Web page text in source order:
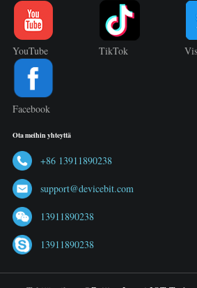
YouTube TikTok
Facebook
Ota meihin yhteyttä
+86 13911890238
support@devicebit.com
13911890238
13911890238